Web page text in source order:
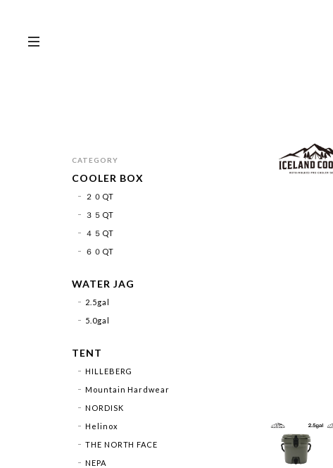
CATEGORY
COOLER BOX
２０QT
３５QT
４５QT
６０QT
WATER JAG
2.5gal
5.0gal
TENT
HILLEBERG
Mountain Hardwear
NORDISK
Helinox
THE NORTH FACE
NEPA